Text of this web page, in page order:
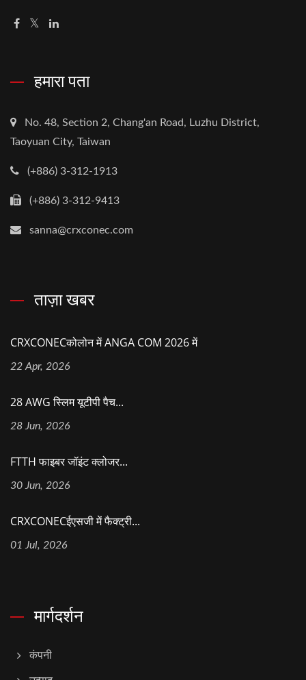
हमारा पता
No. 48, Section 2, Chang'an Road, Luzhu District,
Taoyuan City, Taiwan
(+886) 3-312-1913
(+886) 3-312-9413
sanna@crxconec.com
ताज़ा खबर
CRXCONECकोलोन में ANGA COM 2026 में
22 Apr, 2026
28 AWG स्लिम यूटीपी पैच...
28 Jun, 2026
FTTH फाइबर जॉइंट क्लोजर...
30 Jun, 2026
CRXCONECईएसजी में फैक्ट्री...
01 Jul, 2026
मार्गदर्शन
कंपनी